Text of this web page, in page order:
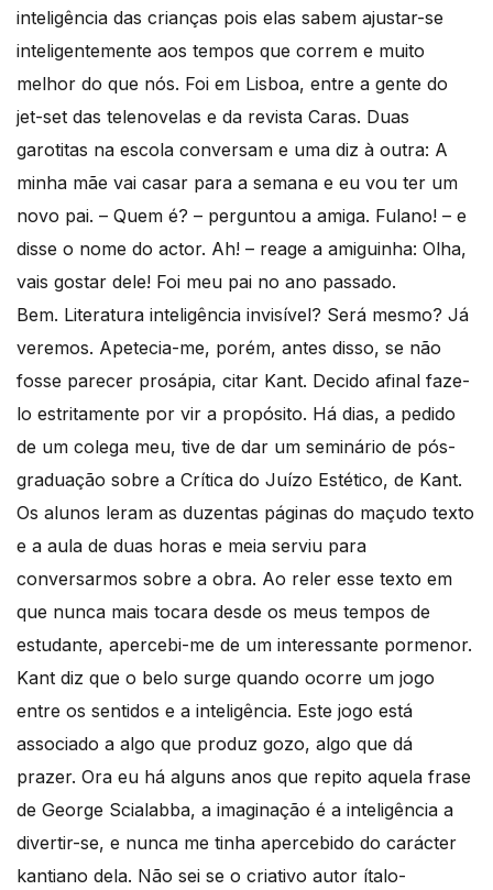
inteligência das crianças pois elas sabem ajustar-se
inteligentemente aos tempos que correm e muito
melhor do que nós. Foi em Lisboa, entre a gente do
jet-set das telenovelas e da revista Caras. Duas
garotitas na escola conversam e uma diz à outra: A
minha mãe vai casar para a semana e eu vou ter um
novo pai. – Quem é? – perguntou a amiga. Fulano! – e
disse o nome do actor. Ah! – reage a amiguinha: Olha,
vais gostar dele! Foi meu pai no ano passado.
Bem. Literatura inteligência invisível? Será mesmo? Já
veremos. Apetecia-me, porém, antes disso, se não
fosse parecer prosápia, citar Kant. Decido afinal faze-
lo estritamente por vir a propósito. Há dias, a pedido
de um colega meu, tive de dar um seminário de pós-
graduação sobre a Crítica do Juízo Estético, de Kant.
Os alunos leram as duzentas páginas do maçudo texto
e a aula de duas horas e meia serviu para
conversarmos sobre a obra. Ao reler esse texto em
que nunca mais tocara desde os meus tempos de
estudante, apercebi-me de um interessante pormenor.
Kant diz que o belo surge quando ocorre um jogo
entre os sentidos e a inteligência. Este jogo está
associado a algo que produz gozo, algo que dá
prazer. Ora eu há alguns anos que repito aquela frase
de George Scialabba, a imaginação é a inteligência a
divertir-se, e nunca me tinha apercebido do carácter
kantiano dela. Não sei se o criativo autor ítalo-